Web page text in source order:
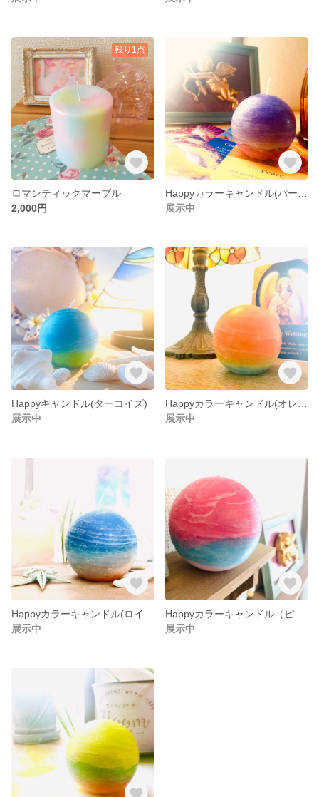
残り1点
ロマンティックマーブル
2,000円
展示中
Happyキャンドル(ターコイズ)
展示中
展示中
展示中
展示中